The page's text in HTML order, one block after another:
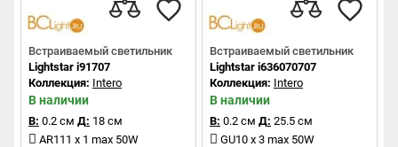
Встраиваемый светильник
Lightstar i91707
Коллекция: Intero
В наличии
В: 0.2 см Д: 18 см
AR111 x 1 max 50W
Встраиваемый светильник
Lightstar i636070707
Коллекция: Intero
В наличии
В: 0.2 см Д: 25.5 см
GU10 x 3 max 50W